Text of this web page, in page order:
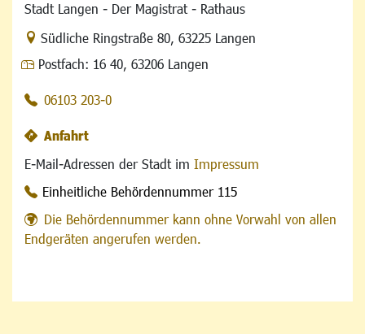
Stadt Langen - Der Magistrat - Rathaus
Link zur Google-Maps Navigation
Südliche Ringstraße 80, 63225 Langen
Postfach: 16 40, 63206 Langen
06103 203-0
Anfahrt
E-Mail-Adressen der Stadt im Impressum
Einheitliche Behördennummer 115
Die Behördennummer kann ohne Vorwahl von allen
Endgeräten angerufen werden.